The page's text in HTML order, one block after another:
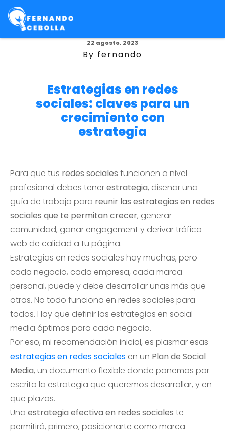
22 agosto, 2023
By fernando
Estrategias en redes
sociales: claves para un
crecimiento con
estrategia
Para que tus redes sociales funcionen a nivel
profesional debes tenerestrategia, diseñar una
guía de trabajo para reunir las estrategias en redes
sociales que te permitan crecer, generar
comunidad, ganar engagement y derivar tráfico
web de calidad a tu página.
Estrategias en redes sociales hay muchas, pero
cada negocio, cada empresa, cada marca
personal, puede y debe desarrollar unas más que
otras. No todo funciona en redes sociales para
todos. Hay que definir las estrategias en social
media óptimas para cada negocio.
Por eso, mi recomendación inicial, es plasmar esas
estrategias en redes sociales en un Plan de Social
Media, un documento flexible donde ponemos por
escrito la estrategia que queremos desarrollar, y en
que plazos.
Una estrategia efectiva en redes sociales te
permitirá, primero, posicionarte como marca